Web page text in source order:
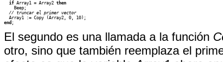
if Array1 = Array2 then
  // truncar el primer vector
end ;
El segundo es una llamada a la función
otro, sino que también reemplaza el